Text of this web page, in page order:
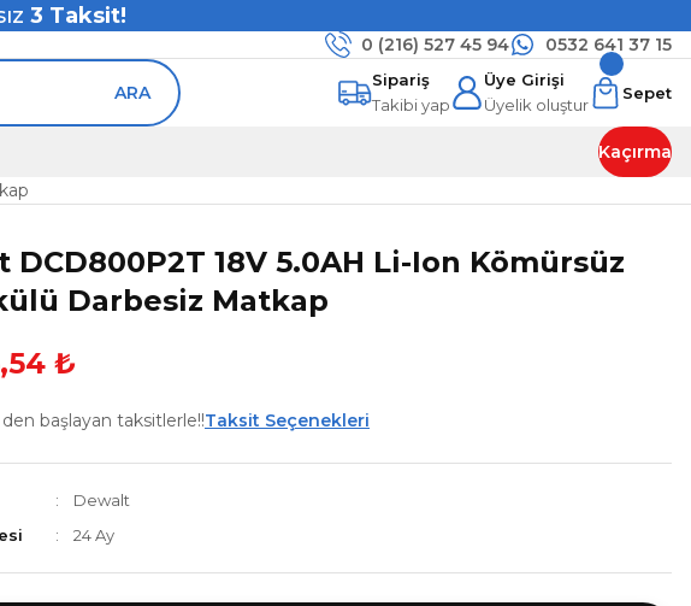
3 Taksit!
0 (216) 527 45 94 0532 641 37 15
ARA
Sipariş
Takibi yap
Üye Girişi
Üyelik oluştur
Sepet
Kaçırma
DCD800P2T 18V 5.0AH Li-Ion Kömürsüz
Darbesiz Matkap
₺
den başlayan taksitlerle!!Taksit Seçenekleri
Dewalt
24 Ay